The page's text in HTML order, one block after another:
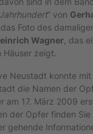
“ von
Foto des
Wagner , das
Häuser zeigt.
Neustadt konnte
die Namen der
am 17. März 2009
der Opfer finden Sie
gehende